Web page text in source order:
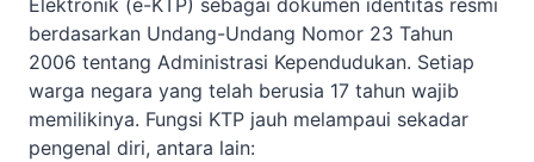
Elektronik (e-KTP) sebagai dokumen identitas resmi
berdasarkan Undang-Undang Nomor 23 Tahun
2006 tentang Administrasi Kependudukan. Setiap
warga negara yang telah berusia 17 tahun wajib
memilikinya. Fungsi KTP jauh melampaui sekadar
pengenal diri, antara lain: